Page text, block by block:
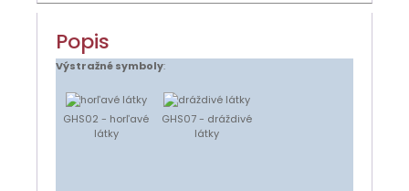
Popis
Výstražné symboly:
GHS02 - horľavé
látky
GHS07 - dráždivé
látky